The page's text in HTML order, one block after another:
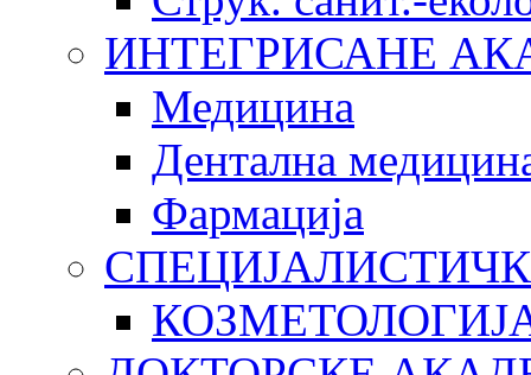
ИНТЕГРИСАНЕ
Медицина
Дентална
Фармација